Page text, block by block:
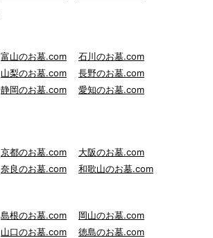
富山のお墓.com
石川のお墓.com
山梨のお墓.com
長野のお墓.com
静岡のお墓.com
愛知のお墓.com
京都のお墓.com
大阪のお墓.com
奈良のお墓.com 和歌山のお墓.com
島根のお墓.com
岡山のお墓.com
山口のお墓.com
徳島のお墓.com